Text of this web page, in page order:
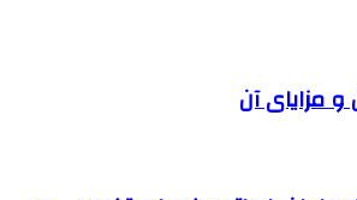
و مزایای آن